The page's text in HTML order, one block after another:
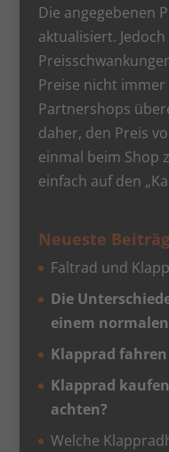
Die angegebenen
aktualisiert.
Preise nicht
Partnershops
daher, den Preis
einmal beim Shop
einfach auf den
Neueste
Faltrad und
Die
einem
Klapprad
Klapprad
achten?
Welche